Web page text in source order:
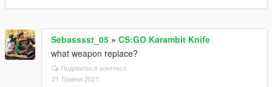
Sebasssst_05 » CS:GO Karambit Knife
what weapon replace?
Подивитися контекст
21 Травня 2021